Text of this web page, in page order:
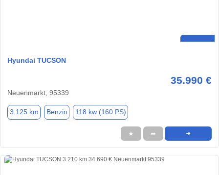
Hyundai TUCSON
35.990 €
Neuenmarkt, 95339
3.125 km Benzin 118 kw (160 PS)
★ ➦ ➜